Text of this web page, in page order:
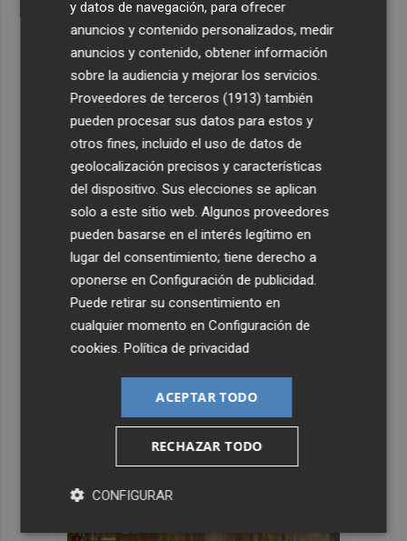
y datos de navegación, para ofrecer
anuncios y contenido personalizados, medir
anuncios y contenido, obtener información
sobre la audiencia y mejorar los servicios.
Proveedores de terceros (1913) también
pueden procesar sus datos para estos y
otros fines, incluido el uso de datos de
geolocalización precisos y características
del dispositivo. Sus elecciones se aplican
solo a este sitio web. Algunos proveedores
pueden basarse en el interés legítimo en
lugar del consentimiento; tiene derecho a
oponerse enConfiguración de publicidad
Puede retirar su consentimiento en
cualquier momento enConfiguración de
cookies .Política de privacidad
ACEPTAR TODO
RECHAZAR TODO
CONFIGURAR